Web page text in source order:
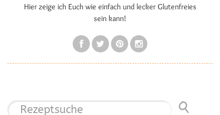
Hier zeige ich Euch wie einfach und lecker Glutenfreies
sein kann!